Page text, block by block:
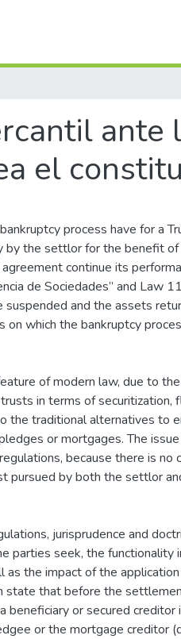
ante
el
process have for a
by the settlor for the benefit of
continue its
de Sociedades” and Law
and the assets
which the bankruptcy
of modern law, due to
in terms of securitization,
the traditional alternatives to
or mortgages. The
because there is no
pursued by both the settlor
jurisprudence and
parties seek, the functionality
the impact of the
state that before the
or secured creditor
or the mortgage creditor